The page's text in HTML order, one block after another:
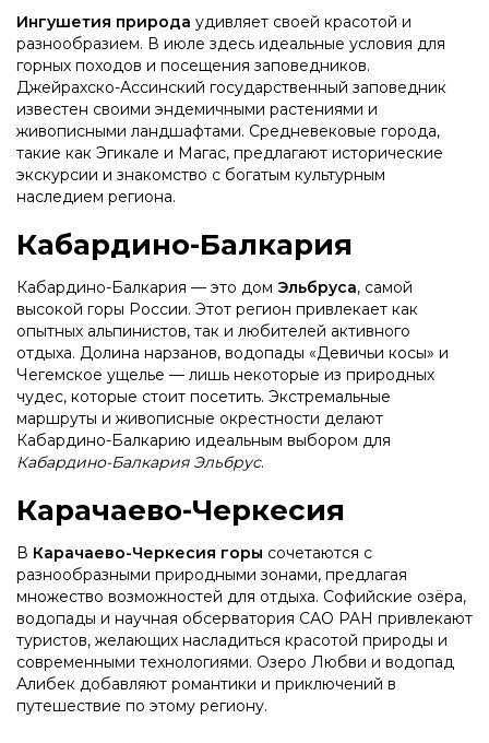
Ингушетия природа удивляет своей красотой и
разнообразием. В июле здесь идеальные условия для
горных походов и посещения заповедников.
Джейрахско-Ассинский государственный заповедник
известен своими эндемичными растениями и
живописными ландшафтами. Средневековые города,
такие как Эгикале и Магас, предлагают исторические
экскурсии и знакомство с богатым культурным
наследием региона.
Кабардино-Балкария
Кабардино-Балкария — это дом Эльбруса, самой
высокой горы России. Этот регион привлекает как
опытных альпинистов, так и любителей активного
отдыха. Долина нарзанов, водопады «Девичьи косы» и
Чегемское ущелье — лишь некоторые из природных
чудес, которые стоит посетить. Экстремальные
маршруты и живописные окрестности делают
Кабардино-Балкарию идеальным выбором для
Кабардино-Балкария Эльбрус.
Карачаево-Черкесия
В Карачаево-Черкесия горы сочетаются с
разнообразными природными зонами, предлагая
множество возможностей для отдыха. Софийские озёра,
водопады и научная обсерватория САО РАН привлекают
туристов, желающих насладиться красотой природы и
современными технологиями. Озеро Любви и водопад
Алибек добавляют романтики и приключений в
путешествие по этому региону.